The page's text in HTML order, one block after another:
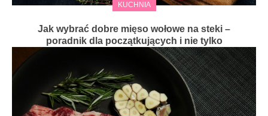
KUCHNIA
Jak wybrać dobre mięso wołowe na steki –
poradnik dla początkujących i nie tylko